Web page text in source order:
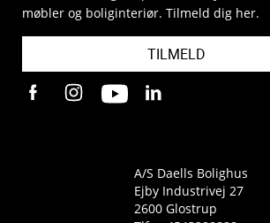
møbler og boliginteriør. Tilmeld dig her.
TILMELD
A/S Daells Bolighus
Ejby Industrivej 27
2600 Glostrup